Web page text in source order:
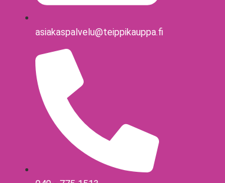
asiakaspalvelu@teippikauppa.fi